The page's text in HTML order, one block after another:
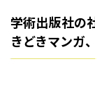
学術出版社の
きどきマンガ